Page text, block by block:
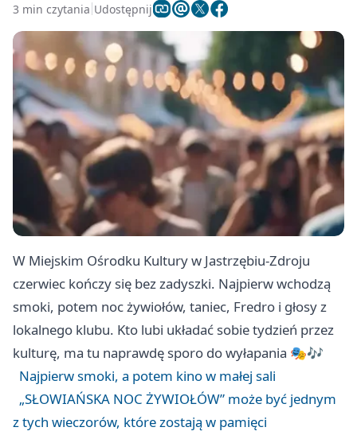
3 min czytania Udostępnij
W Miejskim Ośrodku Kultury w Jastrzębiu-Zdroju
czerwiec kończy się bez zadyszki. Najpierw wchodzą
smoki, potem noc żywiołów, taniec, Fredro i głosy z
lokalnego klubu. Kto lubi układać sobie tydzień przez
kulturę, ma tu naprawdę sporo do wyłapania 🎭🎶
Najpierw smoki, a potem kino w małej sali
„SŁOWIAŃSKA NOC ŻYWIOŁÓW” może być jednym
z tych wieczorów, które zostają w pamięci